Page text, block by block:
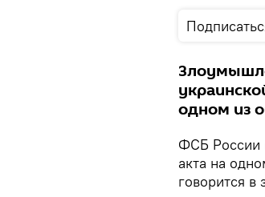
одном из
ФСБ России
акта на
говорится в